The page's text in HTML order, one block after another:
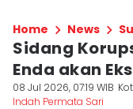
Home News
Sidang
Enda akan
08 Jul 2026, 07:19 WIB
Indah Permata Sari